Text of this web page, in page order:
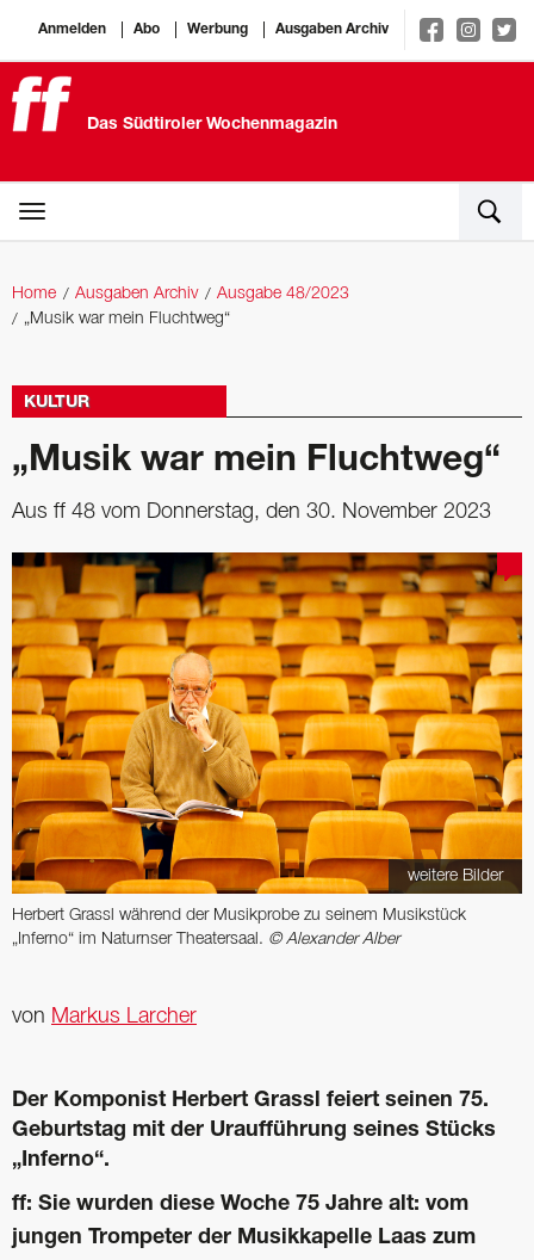
Anmelden Abo Werbung Ausgaben Archiv
Das Südtiroler Wochenmagazin
Home Ausgaben Archiv
Ausgabe 48/2023
„Musik war mein Fluchtweg“
KULTUR
„Musik war mein Fluchtweg“
Aus ff 48 vom Donnerstag, den 30. November 2023
weitere Bilder
Herbert Grassl während der Musikprobe zu seinem Musikstück
„Inferno“ im Naturnser Theatersaal. © Alexander Alber
von Markus Larcher
Der Komponist Herbert Grassl feiert ­seinen 75.
Geburtstag mit der Uraufführung ­seines Stücks
„Inferno“.
ff: Sie wurden diese Woche 75 Jahre alt: vom
jungen Trompeter der Musikkapelle Laas zum